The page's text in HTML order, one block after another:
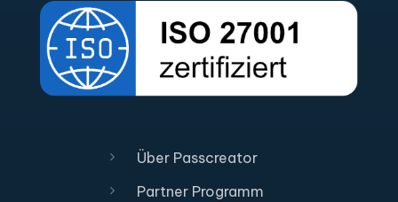
Über Passcreator
Partner Programm